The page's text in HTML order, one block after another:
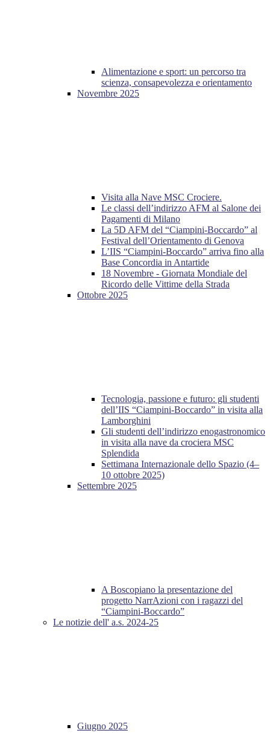
Alimentazione e sport: un percorso tra
scienza, consapevolezza e orientamento
Novembre 2025
Visita alla Nave MSC Crociere.
Le classi dell’indirizzo AFM al Salone dei
Pagamenti di Milano
La 5D AFM del “Ciampini-Boccardo” al
Festival dell’Orientamento di Genova
L’IIS “Ciampini-Boccardo” arriva fino alla
Base Concordia in Antartide
18 Novembre - Giornata Mondiale del
Ricordo delle Vittime della Strada
Ottobre 2025
Tecnologia, passione e futuro: gli studenti
dell’IIS “Ciampini-Boccardo” in visita alla
Lamborghini
Gli studenti dell’indirizzo enogastronomico
in visita alla nave da crociera MSC
Splendida
Settimana Internazionale dello Spazio (4–
10 ottobre 2025)
Settembre 2025
A Boscopiano la presentazione del
progetto NarrAzioni con i ragazzi del
“Ciampini-Boccardo”
Le notizie dell' a.s. 2024-25
Giugno 2025